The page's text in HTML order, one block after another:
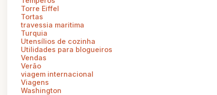
Torre Eiffel
Tortas
travessia maritima
Turquia
Utensílios de cozinha
Utilidades para blogueiros
Vendas
Verão
viagem internacional
Viagens
Washington